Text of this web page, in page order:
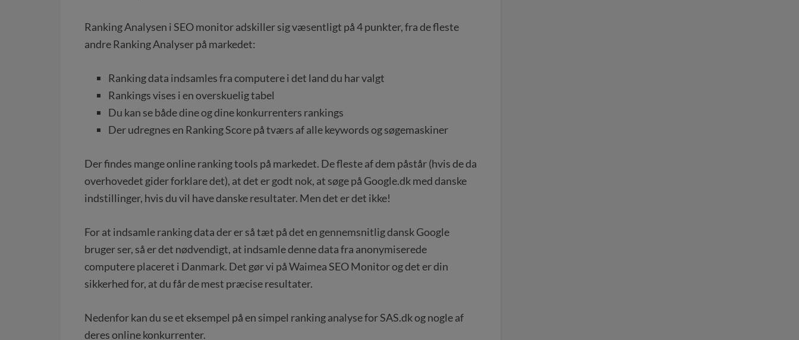
Ranking Analysen i SEO monitor adskiller sig væsentligt på 4 punkter, fra de fleste
andre Ranking Analyser på markedet:
Ranking data indsamles fra computere i det land du har valgt
Rankings vises i en overskuelig tabel
Du kan se både dine og dine konkurrenters rankings
Der udregnes en Ranking Score på tværs af alle keywords og søgemaskiner
Der findes mange online ranking tools på markedet. De fleste af dem påstår (hvis de da
overhovedet gider forklare det), at det er godt nok, at søge på Google.dk med danske
indstillinger, hvis du vil have danske resultater. Men det er det ikke!
For at indsamle ranking data der er så tæt på det en gennemsnitlig dansk Google
bruger ser, så er det nødvendigt, at indsamle denne data fra anonymiserede
computere placeret i Danmark. Det gør vi på Waimea SEO Monitor og det er din
sikkerhed for, at du får de mest præcise resultater.
Nedenfor kan du se et eksempel på en simpel ranking analyse for SAS.dk og nogle af
deres online konkurrenter.